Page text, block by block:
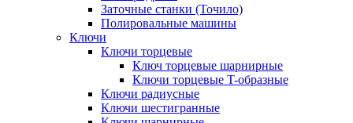
Заточные станки (Точило)
Полировальные машины
Ключи
Ключи торцевые
Ключ торцевые шарнирные
Ключи торцевые T-образные
Ключи радиусные
Ключи шестигранные